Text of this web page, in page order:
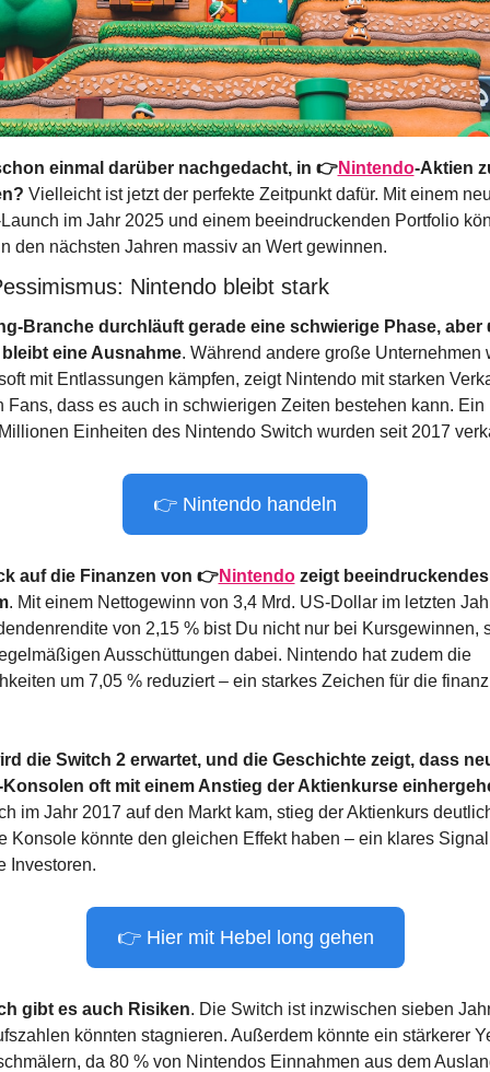
einmal darüber nachgedacht, in 👉Nintendo-Aktien
Vielleicht ist jetzt der perfekte Zeitpunkt dafür. Mit einem
im Jahr 2025 und einem beeindruckenden Portfolio
den nächsten Jahren massiv an Wert gewinnen.
Nintendo bleibt stark
Branche durchläuft gerade eine schwierige Phase, aber
eine Ausnahme. Während andere große Unternehmen
mit Entlassungen kämpfen, zeigt Nintendo mit starken
Fans, dass es auch in schwierigen Zeiten bestehen kann. Ein
Einheiten des Nintendo Switch wurden seit 2017
👉 Nintendo handeln
auf die Finanzen von 👉Nintendo zeigt beeindruckendes
. Mit einem Nettogewinn von 3,4 Mrd. US-Dollar im letzten
von 2,15 % bist Du nicht nur bei Kursgewinnen,
Ausschüttungen dabei. Nintendo hat zudem die
um 7,05 % reduziert – ein starkes Zeichen für die
die Switch 2 erwartet, und die Geschichte zeigt, dass
Konsolen oft mit einem Anstieg der Aktienkurse
im Jahr 2017 auf den Markt kam, stieg der Aktienkurs
Konsole könnte den gleichen Effekt haben – ein klares
Investoren.
👉 Hier mit Hebel long gehen
gibt es auch Risiken. Die Switch ist inzwischen sieben
könnten stagnieren. Außerdem könnte ein stärkerer
da 80 % von Nintendos Einnahmen aus dem